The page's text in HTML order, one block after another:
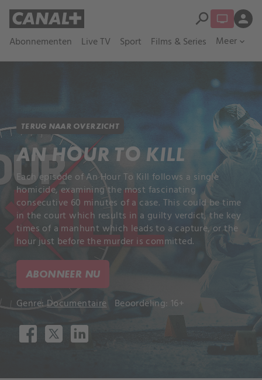
Abonnementen Live TV Sport Films & Series Meer expand_more
search person
TERUG NAAR OVERZICHT
AN HOUR TO KILL
Each episode of An Hour To Kill follows a single
homicide, examining the most fascinating
consecutive 60 minutes of a case. This could be time
in the court which results in a guilty verdict, the key
times of a manhunt which leads to a capture, or the
hour just before the murder is committed.
ABONNEER NU
Genre: Documentaire Beoordeling: 16+